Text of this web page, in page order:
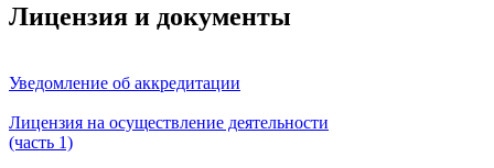
Лицензия и документы
Уведомление об аккредитации
Лицензия на осуществление деятельности
(часть 1)